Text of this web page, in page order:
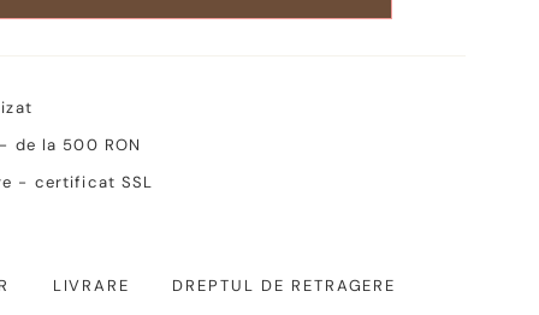
de la 500 RON
- certificat SSL
LIVRARE DREPTUL DE RETRAGERE